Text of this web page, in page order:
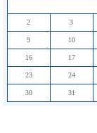
2 3
9 10
16 17
23 24
30 31